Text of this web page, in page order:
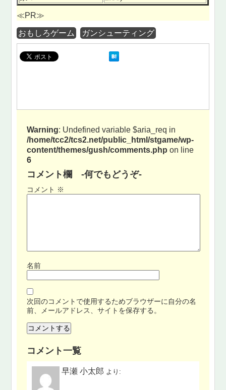
≪PR≫
おもしろゲーム ガンシューティング
Warning: Undefined variable $aria_req in
/home/tcc2/tcs2.net/public_html/stgame/wp-
content/themes/gush/comments.php on line
6
コメント欄 -何でもどうぞ-
コメント ※
名前
次回のコメントで使用するためブラウザーに自分の名
前、メールアドレス、サイトを保存する。
コメント一覧
早瀬 小太郎 より: